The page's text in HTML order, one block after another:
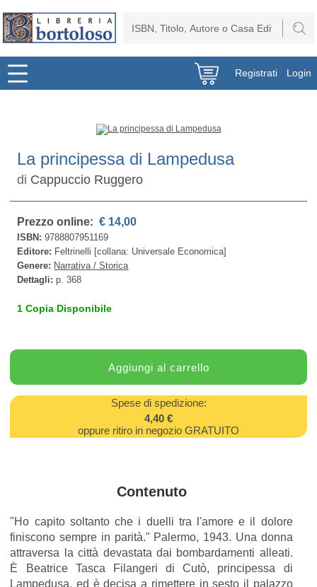
Registrati Login
La principessa di Lampedusa
di Cappuccio Ruggero
Prezzo online: € 14,00
ISBN:9788807951169
Editore: Feltrinelli [collana: Universale Economica]
Genere: Narrativa / Storica
Dettagli:p. 368
1 Copia Disponibile
Spese di spedizione:
4,40 €
oppure ritiro in negozio GRATUITO
Contenuto
"Ho capito soltanto che i duelli tra l'amore e il dolore
finiscono sempre in parità." Palermo, 1943. Una donna
attraversa la città devastata dai bombardamenti alleati.
È Beatrice Tasca Filangeri di Cutò, principessa di
Lampedusa, ed è decisa a rimettere in sesto il palazzo